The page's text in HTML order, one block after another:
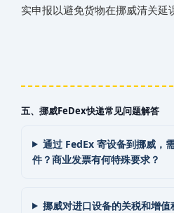
实申报以避免货物在‌挪威‌‌‌‌‌‌‌清关延
五、‌挪威‌‌‌‌‌‌‌FeDex快递常见问题解答
通过 FedEx 寄设备到挪威‌‌，
件？商业发票有何特殊要求？
挪威‌‌对进口设备的关税和增